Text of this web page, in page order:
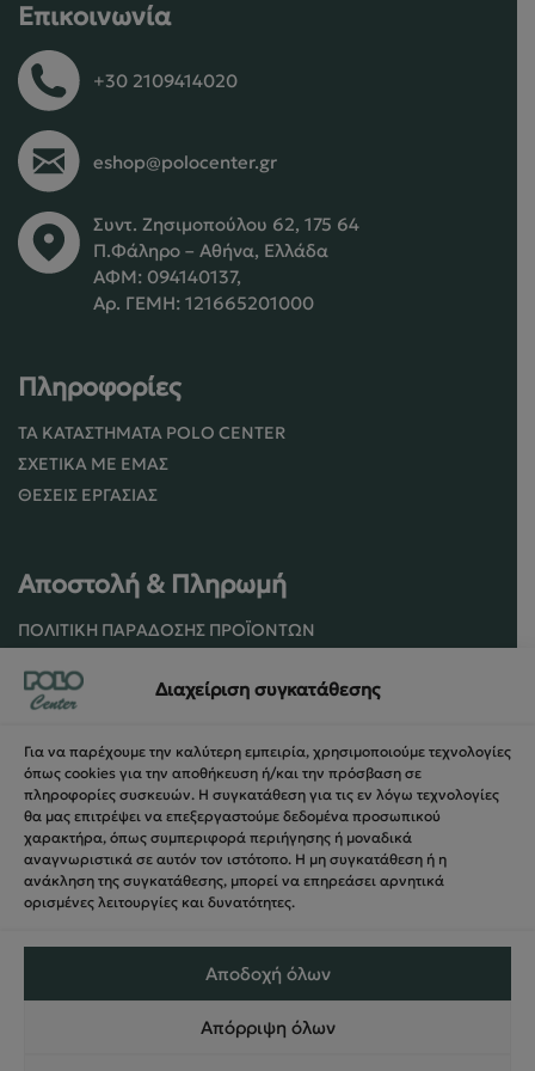
Διαχείριση συγκατάθεσης
Για να παρέχουμε την καλύτερη εμπειρία, χρησιμοποιούμε τεχνολογίες
όπως cookies για την αποθήκευση ή/και την πρόσβαση σε
πληροφορίες συσκευών. Η συγκατάθεση για τις εν λόγω τεχνολογίες
θα μας επιτρέψει να επεξεργαστούμε δεδομένα προσωπικού
χαρακτήρα, όπως συμπεριφορά περιήγησης ή μοναδικά
αναγνωριστικά σε αυτόν τον ιστότοπο. Η μη συγκατάθεση ή η
ανάκληση της συγκατάθεσης, μπορεί να επηρεάσει αρνητικά
ορισμένες λειτουργίες και δυνατότητες.
Αποδοχή όλων
Απόρριψη όλων
Επικοινωνία
+30 2109414020
eshop@polocenter.gr
Συντ. Ζησιμοπούλου 62, 175 64
Π.Φάληρο – Αθήνα, Ελλάδα
ΑΦΜ: 094140137,
Αρ. ΓΕΜΗ: 121665201000
Πληροφορίες
ΤΑ ΚΑΤΑΣΤΉΜΑΤΑ POLO CENTER
ΣΧΕΤΙΚΆ ΜΕ ΕΜΆΣ
ΘΈΣΕΙΣ ΕΡΓΑΣΊΑΣ
Αποστολή & Πληρωμή
ΠΟΛΙΤΙΚΉ ΠΑΡΆΔΟΣΗΣ ΠΡΟΪΌΝΤΩΝ
ΌΡΟΙ ΧΡΉΣΗΣ ΚΑΙ ΑΣΦΑΛΕΊΑΣ
ΦΌΡΜΑ ΥΠΑΝΑΧΏΡΗΣΗΣ